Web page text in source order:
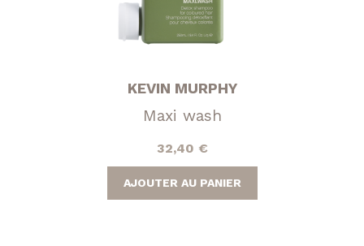
KEVIN MURPHY
Maxi wash
32,40 €
AJOUTER AU PANIER